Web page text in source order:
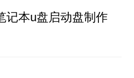
记本u盘启动盘制作